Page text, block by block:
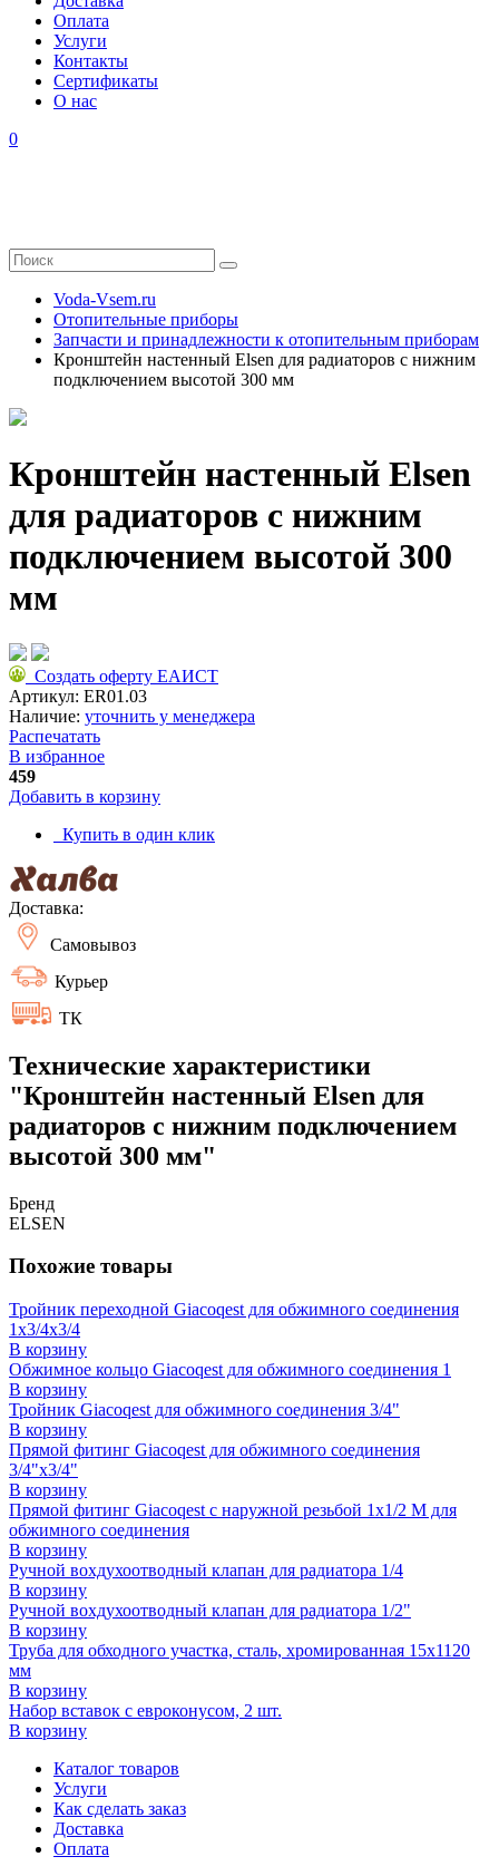
Оплата
Услуги
Контакты
Cертификаты
О нас
0
Voda-Vsem.ru
Отопительные приборы
Запчасти и принадлежности к отопительным приборам
Кронштейн настенный Elsen для радиаторов с нижним
подключением высотой 300 мм
Кронштейн настенный Elsen
для радиаторов с нижним
подключением высотой 300
мм
Создать оферту ЕАИСТ
Артикул: ER01.03
Наличие: уточнить у менеджера
Распечатать
В избранное
459
Добавить в корзину
Купить в один клик
Доставка:
Самовывоз
Курьер
ТК
Технические характеристики
"Кронштейн настенный Elsen для
радиаторов с нижним подключением
высотой 300 мм"
Бренд
ELSEN
Похожие товары
Тройник переходной Giacoqest для обжимного соединения
1x3/4x3/4
В корзину
Обжимное кольцо Giacoqest для обжимного соединения 1
В корзину
Тройник Giacoqest для обжимного соединения 3/4"
В корзину
Прямой фитинг Giacoqest для обжимного соединения
3/4"x3/4"
В корзину
Прямой фитинг Giacoqest с наружной резьбой 1x1/2 M для
обжимного соединения
В корзину
Ручной вохдухоотводный клапан для радиатора 1/4
В корзину
Ручной вохдухоотводный клапан для радиатора 1/2"
В корзину
Труба для обходного участка, сталь, хромированная 15х1120
мм
В корзину
Набор вставок с евроконусом, 2 шт.
В корзину
Каталог товаров
Услуги
Как сделать заказ
Доставка
Оплата